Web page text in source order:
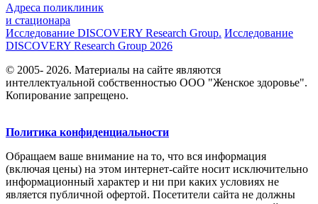
Адреса поликлиник
и стационара
Исследование DISCOVERY Research Group. Исследование
DISCOVERY Research Group 2026
© 2005- 2026. Материалы на сайте являются
интеллектуальной собственностью ООО "Женское здоровье".
Копирование запрещено.
Политика конфиденциальности
Обращаем ваше внимание на то, что вся информация
(включая цены) на этом интернет-сайте носит исключительно
информационный характер и ни при каких условиях не
является публичной офертой. Посетители сайта не должны